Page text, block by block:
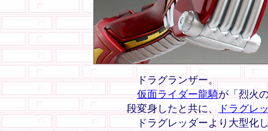
ドラグランザー。
仮面ライダー龍騎が「烈火
段変身したと共に、 ドラグレ
ドラグレッダーより大型化